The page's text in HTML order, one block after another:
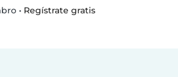
• Regístrate gratis